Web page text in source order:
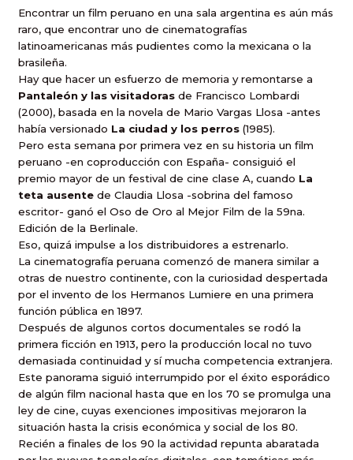
Encontrar un film peruano en una sala argentina es aún más
raro, que encontrar uno de cinematografías
latinoamericanas más pudientes como la mexicana o la
brasileña.
Hay que hacer un esfuerzo de memoria y remontarse a
Pantaleón y las visitadoras de Francisco Lombardi
(2000), basada en la novela de Mario Vargas Llosa -antes
había versionado La ciudad y los perros (1985).
Pero esta semana por primera vez en su historia un film
peruano -en coproducción con España- consiguió el
premio mayor de un festival de cine clase A, cuando La
teta ausente de Claudia Llosa -sobrina del famoso
escritor- ganó el Oso de Oro al Mejor Film de la 59na.
Edición de la Berlinale.
Eso, quizá impulse a los distribuidores a estrenarlo.
La cinematografía peruana comenzó de manera similar a
otras de nuestro continente, con la curiosidad despertada
por el invento de los Hermanos Lumiere en una primera
función pública en 1897.
Después de algunos cortos documentales se rodó la
primera ficción en 1913, pero la producción local no tuvo
demasiada continuidad y sí mucha competencia extranjera.
Este panorama siguió interrumpido por el éxito esporádico
de algún film nacional hasta que en los 70 se promulga una
ley de cine, cuyas exenciones impositivas mejoraron la
situación hasta la crisis económica y social de los 80.
Recién a finales de los 90 la actividad repunta abaratada